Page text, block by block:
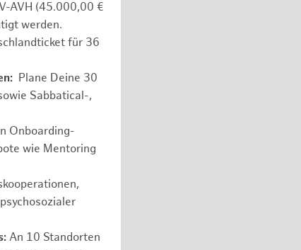
AVH (45.000,00 €
werden.
für 36
Plane Deine 30
Sabbatical-,
Onboarding-
wie Mentoring
An 10 Standorten